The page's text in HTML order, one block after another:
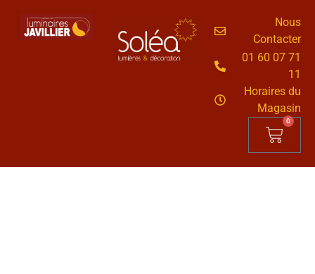
Nous
Contacter
01 60 07 71
11
Horaires du
Magasin
0